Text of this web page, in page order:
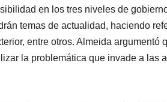
en los tres niveles de
temas de actualidad, haciendo
entre otros. Almeida argumentó
la problemática que invade a las